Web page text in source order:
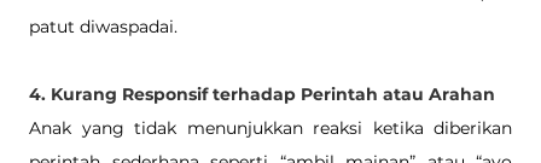
patut diwaspadai.
4. Kurang Responsif terhadap Perintah atau Arahan
Anak yang tidak menunjukkan reaksi ketika diberikan